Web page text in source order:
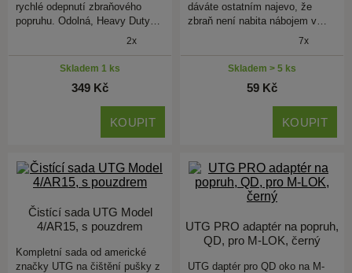
rychlé odepnutí zbraňového
popruhu. Odolná, Heavy Duty…
2x
Skladem 1 ks
349 Kč
KOUPIT
dáváte ostatním najevo, že
zbraň není nabita nábojem v…
7x
Skladem > 5 ks
59 Kč
KOUPIT
Čistící sada UTG Model
4/AR15, s pouzdrem
Kompletní sada od americké
značky UTG na čištění pušky z
UTG PRO adaptér na popruh,
QD, pro M-LOK, černý
UTG daptér pro QD oko na M-